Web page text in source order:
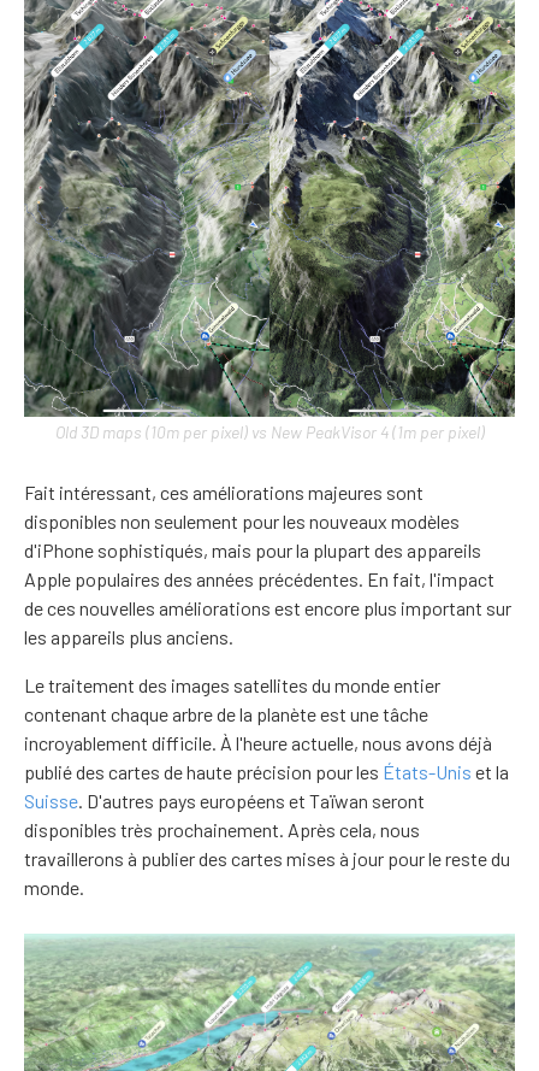
Old 3D maps (10m per pixel) vs New PeakVisor 4 (1m per pixel)
Fait intéressant, ces améliorations majeures sont
disponibles non seulement pour les nouveaux modèles
d'iPhone sophistiqués, mais pour la plupart des appareils
Apple populaires des années précédentes. En fait, l'impact
de ces nouvelles améliorations est encore plus important sur
les appareils plus anciens.
Le traitement des images satellites du monde entier
contenant chaque arbre de la planète est une tâche
incroyablement difficile. À l'heure actuelle, nous avons déjà
publié des cartes de haute précision pour les États-Unis et la
Suisse. D'autres pays européens et Taïwan seront
disponibles très prochainement. Après cela, nous
travaillerons à publier des cartes mises à jour pour le reste du
monde.